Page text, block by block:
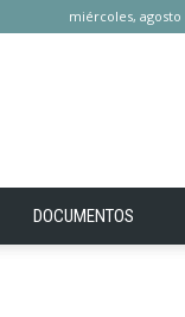
miércoles, agosto
DOCUMENTOS